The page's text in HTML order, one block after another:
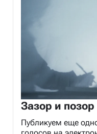
Зазор и позор
Публикуем еще